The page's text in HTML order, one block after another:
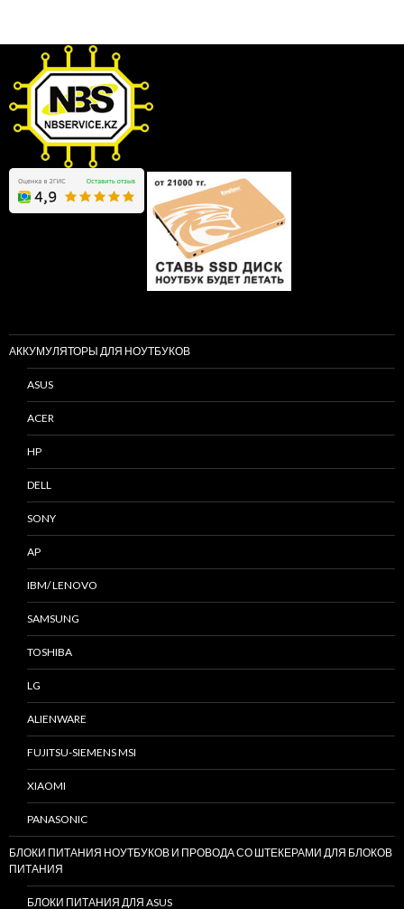
АККУМУЛЯТОРЫ ДЛЯ НОУТБУКОВ
ASUS
ACER
HP
DELL
SONY
AP
IBM/ LENOVO
SAMSUNG
TOSHIBA
LG
ALIENWARE
FUJITSU-SIEMENS MSI
XIAOMI
PANASONIC
БЛОКИ ПИТАНИЯ НОУТБУКОВ И ПРОВОДА СО ШТЕКЕРАМИ ДЛЯ БЛОКОВ
ПИТАНИЯ
БЛОКИ ПИТАНИЯ ДЛЯ ASUS